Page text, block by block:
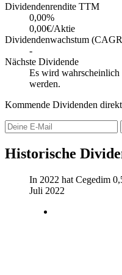
Dividendenrendite TTM
0,00%
0,00€/Aktie
Dividendenwachstum
-
Nächste Dividende
Es wird
werden.
Kommende Dividenden
Historische
In 2022 hat Cegedim
Juli 2022